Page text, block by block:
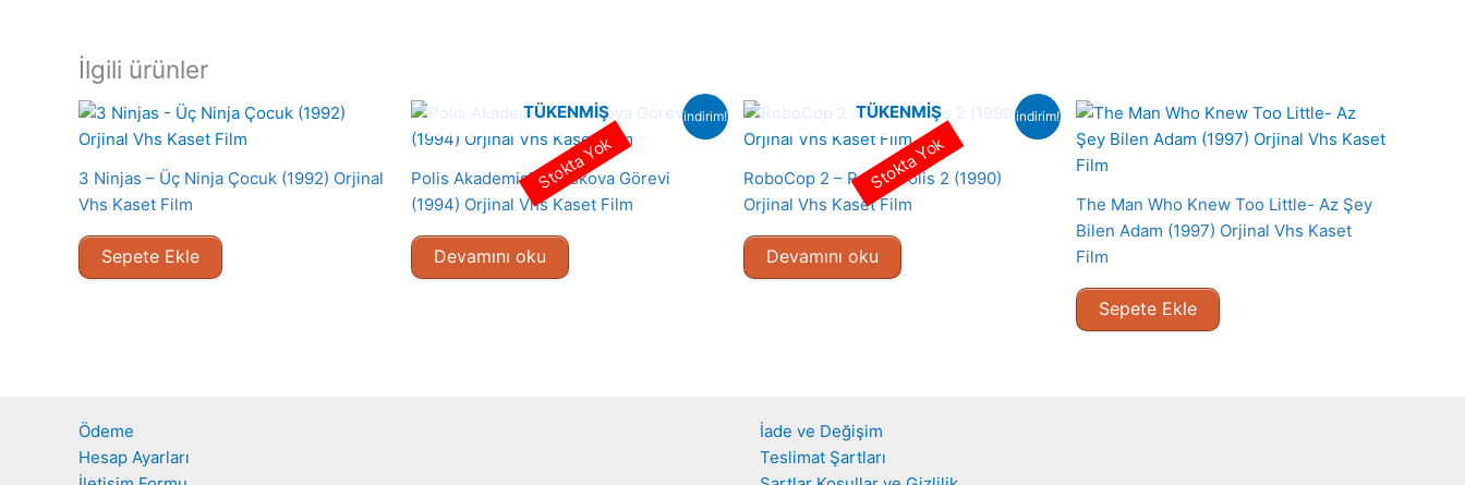
İlgili ürünler
3 Ninjas – Üç Ninja Çocuk (1992) Orjinal
Vhs Kaset Film
Sepete Ekle
indirim!
TÜKENMIŞ
Polis Akademisi : Moskova Görevi
(1994) Orjinal Vhs Kaset Film
Devamını oku
Stokta Yok
indirim!
TÜKENMIŞ
RoboCop 2 – Robot Polis 2 (1990)
Orjinal Vhs Kaset Film
Devamını oku
Stokta Yok
The Man Who Knew Too Little- Az Şey
Bilen Adam (1997) Orjinal Vhs Kaset
Film
Sepete Ekle
Ödeme
Hesap Ayarları
İade ve Değişim
Teslimat Şartları